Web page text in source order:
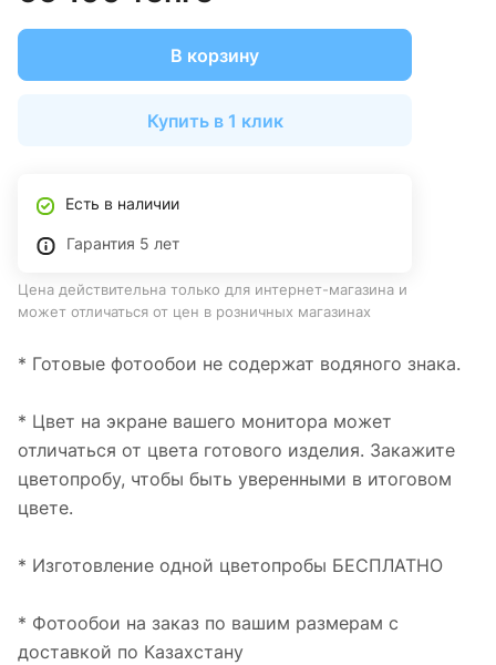
В корзину
Купить в 1 клик
Есть в наличии
Гарантия 5 лет
Цена действительна только для интернет-магазина и
может отличаться от цен в розничных магазинах
* Готовые фотообои не содержат водяного знака.
* Цвет на экране вашего монитора может
отличаться от цвета готового изделия. Закажите
цветопробу, чтобы быть уверенными в итоговом
цвете.
* Изготовление одной цветопробы БЕСПЛАТНО
* Фотообои на заказ по вашим размерам с
доставкой по Казахстану